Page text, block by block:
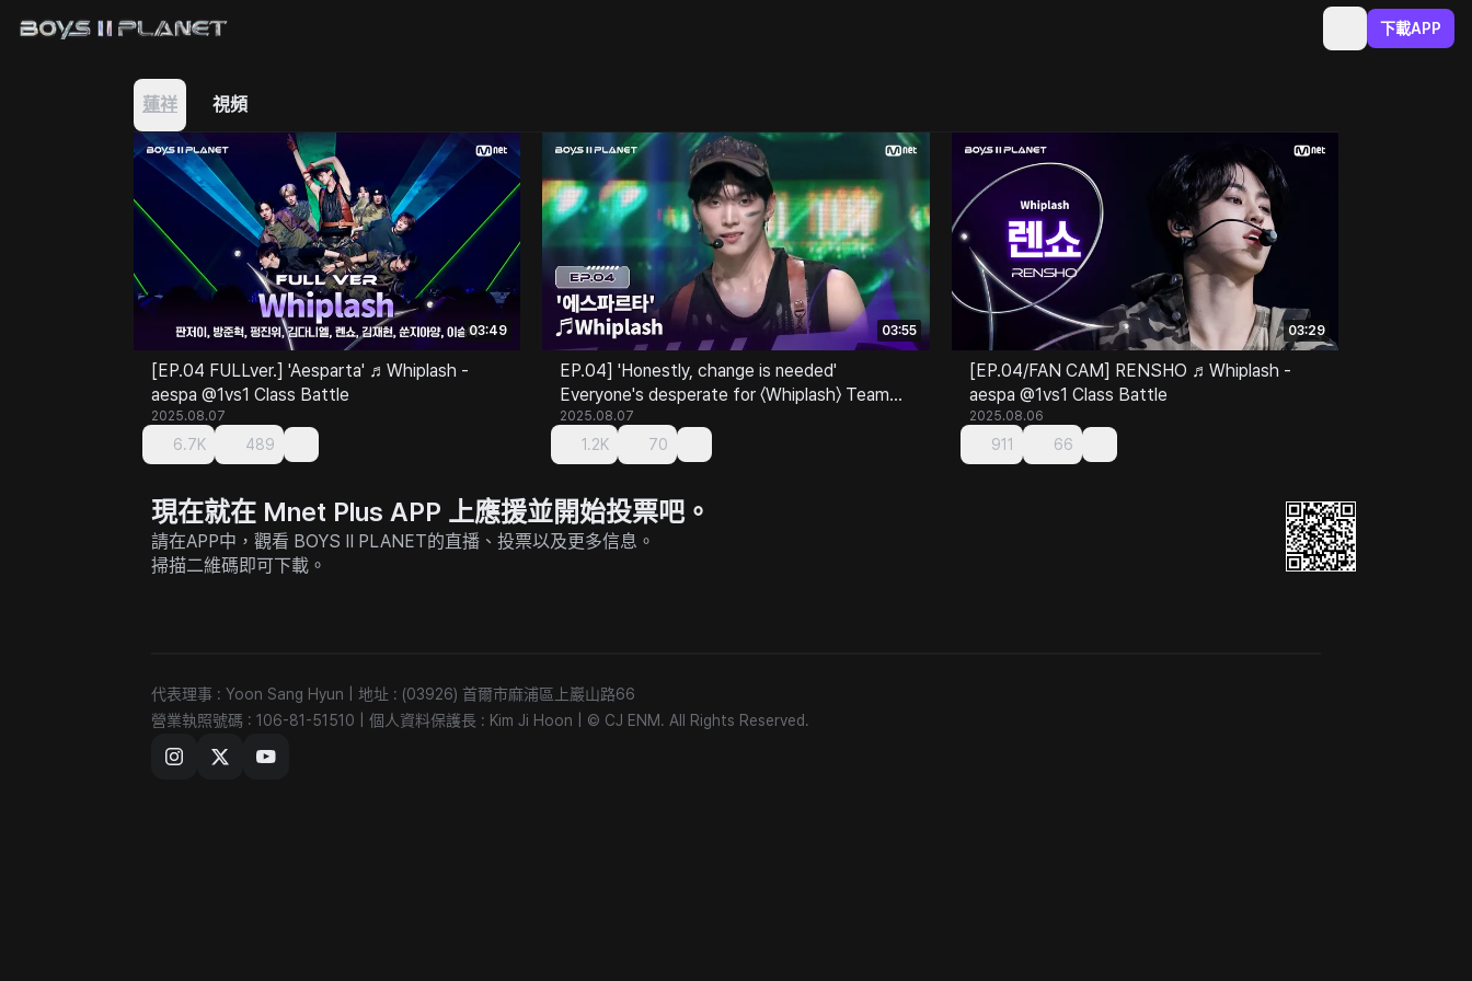
下載APP
蓮祥 視頻
03:49
[EP.04 FULLver.] 'Aesparta' ♬Whiplash -
aespa @1vs1 Class Battle
2025.08.07
6.7K 489
03:55
EP.04] 'Honestly, change is needed'
Everyone's desperate for 〈Whiplash〉 Team
2’s killing part
2025.08.07
1.2K 70
03:29
[EP.04/FAN CAM] RENSHO ♬Whiplash -
aespa @1vs1 Class Battle
2025.08.06
911 66
現在就在 Mnet Plus APP 上應援並開始投票吧。
請在APP中，觀看 BOYS II PLANET的直播、投票以及更多信息。
掃描二維碼即可下載。
代表理事 : Yoon Sang Hyun
地址 : (03926) 首爾市麻浦區上巖山路66
營業執照號碼 : 106-81-51510
個人資料保護長 : Kim Ji Hoon © CJ ENM. All Rights Reserved.